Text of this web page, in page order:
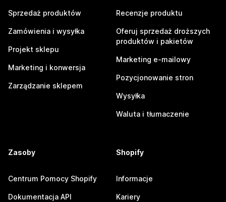
Sprzedaż produktów
Zamówienia i wysyłka
Projekt sklepu
Marketing i konwersja
Zarządzanie sklepem
Recenzje produktu
Oferuj sprzedaż droższych
produktów i pakietów
Marketing e-mailowy
Pozycjonowanie stron
Wysyłka
Waluta i tłumaczenie
Zasoby
Centrum Pomocy Shopify
Dokumentacja API
Shopify
Informacje
Kariery